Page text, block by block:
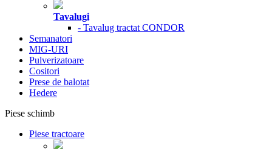
Tavalugi
- Tavalug tractat CONDOR
Semanatori
MIG-URI
Pulverizatoare
Cositori
Prese de balotat
Hedere
Piese schimb
Piese tractoare